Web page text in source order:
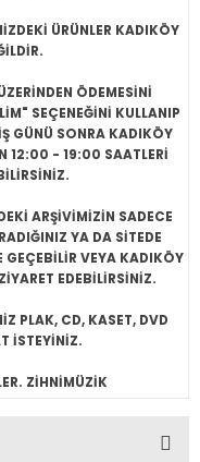
ÜRÜNLER KADIKÖY
ÖDEMESİNİ
SEÇENEĞİNİ KULLANIP
GÜNÜ SONRA KADIKÖY
12:00 - 19:00 SAATLERİ
ARŞİVİMİZİN SADECE
YA DA SİTEDE
GEÇEBİLİR VEYA KADIKÖY
EDEBİLİRSİNİZ.
PLAK, CD, KASET, DVD
İSTEYİNİZ.
ZİHNİMÜZİK